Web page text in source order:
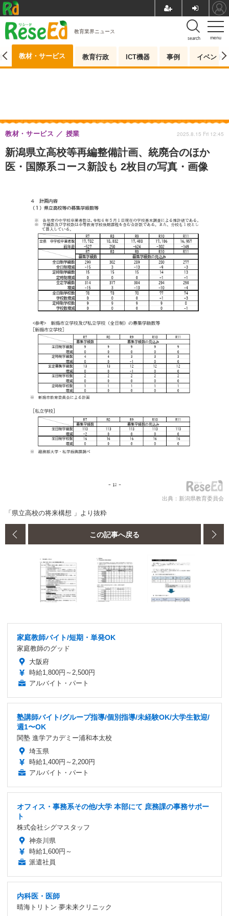
menu
search
教育業界ニュース
教材・サービス 教育行政 ICT機器 事例 イベント
新潟県立高校等再編整備計画、統廃合のほか
医・国際系コース新設も 2枚目の写真・画像
教材・サービス 授業 2025.8.15 Fri 12:45
出典：新潟県教育委員会
「県立高校の将来構想 」より抜粋
この記事へ戻る
家庭教師バイト/短期・単発OK
家庭教師のグッド
大阪府
時給1,800円～2,500円
アルバイト・パート
塾講師バイト/グループ指導/個別指導/未経験OK/大学生歓迎/
週1〜OK
関塾 進学アカデミー浦和本太校
埼玉県
時給1,400円～2,200円
アルバイト・パート
オフィス・事務系その他/大学 本部にて 庶務課の事務サポー
ト
株式会社シグマスタッフ
神奈川県
時給1,600円～
派遣社員
内科医・医師
晴海トリトン 夢未来クリニック